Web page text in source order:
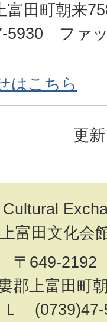
富田町朝来
5930 ファ
はこちら
更
上富田文化会
〒649-2192
郡上富田町
Ｌ (0739)47-